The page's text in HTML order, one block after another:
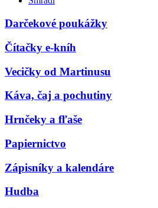
Darčekové poukážky
Čítačky e-kníh
Vecičky od Martinusu
Káva, čaj a pochutiny
Hrnčeky a fľaše
Papiernictvo
Zápisníky a kalendáre
Hudba